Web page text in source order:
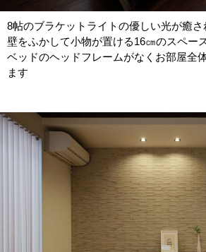
8帖のブラケットライトの優しい光が癒さ
壁をふかして小物が置ける16㎝のスペー
ベッドのヘッドフレームがなくお部屋全
ます